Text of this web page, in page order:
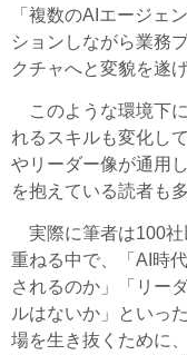
「複数のAIエージェ
ションしながら業務
クチャへと変貌を遂
このような環境下
れるスキルも変化し
やリーダー像が通用
を抱えている読者も
実際に筆者は100社
重ねる中で、「AI時
されるのか」「リー
ルはないか」といっ
場を生き抜くために